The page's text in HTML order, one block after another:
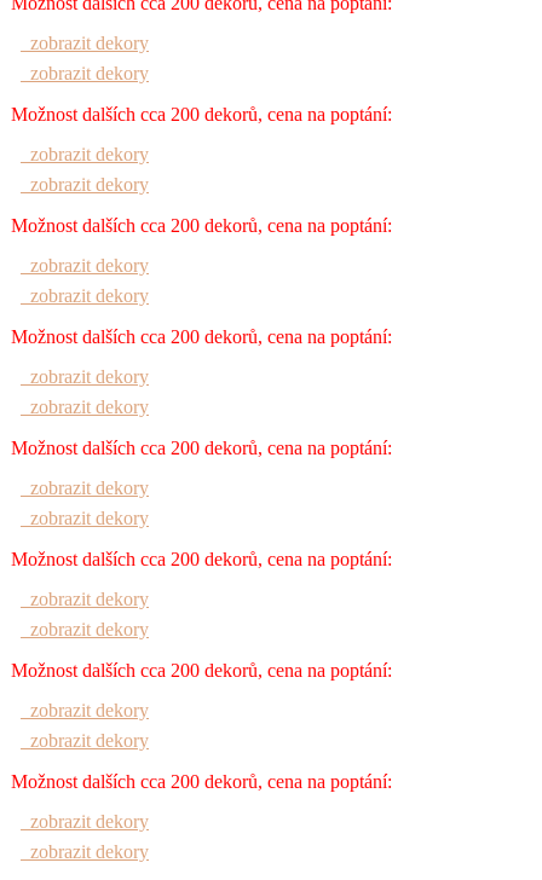
zobrazit dekory
zobrazit dekory
Možnost dalších cca 200 dekorů, cena na poptání:
zobrazit dekory
zobrazit dekory
Možnost dalších cca 200 dekorů, cena na poptání:
zobrazit dekory
zobrazit dekory
Možnost dalších cca 200 dekorů, cena na poptání:
zobrazit dekory
zobrazit dekory
Možnost dalších cca 200 dekorů, cena na poptání:
zobrazit dekory
zobrazit dekory
Možnost dalších cca 200 dekorů, cena na poptání:
zobrazit dekory
zobrazit dekory
Možnost dalších cca 200 dekorů, cena na poptání:
zobrazit dekory
zobrazit dekory
Možnost dalších cca 200 dekorů, cena na poptání:
zobrazit dekory
zobrazit dekory